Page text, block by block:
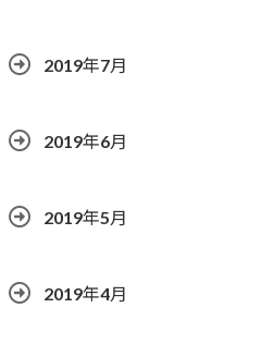
2019年7月
2019年6月
2019年5月
2019年4月